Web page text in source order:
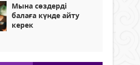
Мына сөздерді
балаға күнде айту
керек